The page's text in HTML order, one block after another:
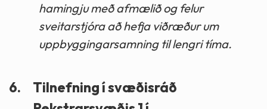
hamingju með afmælið og felur
sveitarstjóra að hefja viðræður um
uppbyggingarsamning til lengri tíma.
6.
Tilnefning í svæðisráð